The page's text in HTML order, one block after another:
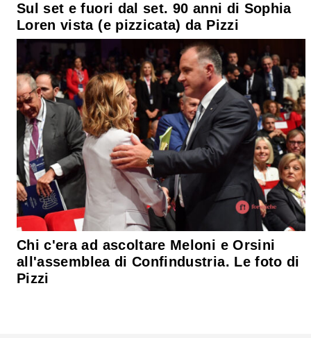
Sul set e fuori dal set. 90 anni di Sophia
Loren vista (e pizzicata) da Pizzi
Chi c'era ad ascoltare Meloni e Orsini
all'assemblea di Confindustria. Le foto di
Pizzi